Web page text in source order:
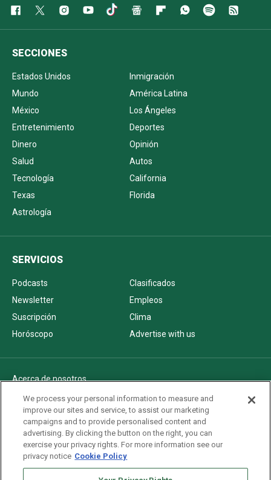
SECCIONES
Estados Unidos
Inmigración
Mundo
América Latina
México
Los Ángeles
Entretenimiento
Deportes
Dinero
Opinión
Salud
Autos
Tecnología
California
Texas
Florida
Astrología
SERVICIOS
Podcasts
Clasificados
Newsletter
Empleos
Suscripción
Clima
Horóscopo
Advertise with us
Acerca de nosotros
Politica de privacidad
Pautas Editoriales
AdChoices
Advertise with us
Newsletters
We process your personal information to measure and
improve our sites and service, to assist our marketing
campaigns and to provide personalised content and
advertising. By clicking the button on the right, you can
exercise your privacy rights. For more information see our
privacy notice Cookie Policy